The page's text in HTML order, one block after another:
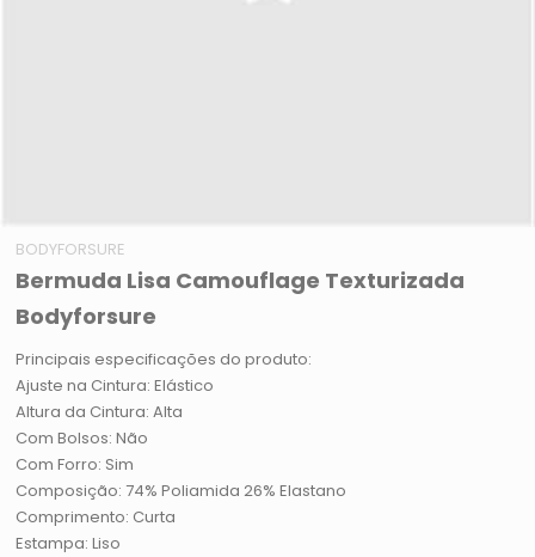
BODYFORSURE
Bermuda Lisa Camouflage Texturizada
Bodyforsure
Principais especificações do produto:
Ajuste na Cintura: Elástico
Altura da Cintura: Alta
Com Bolsos: Não
Com Forro: Sim
Composição: 74% Poliamida 26% Elastano
Comprimento: Curta
Estampa: Liso